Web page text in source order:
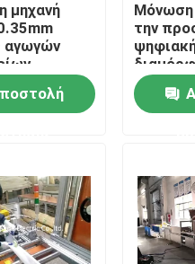
σε επαφή με
τροφοδότησης
επεξεργασίας μπαρών
μηχανή
αγωγών
μηχανών
Μόνωση
την